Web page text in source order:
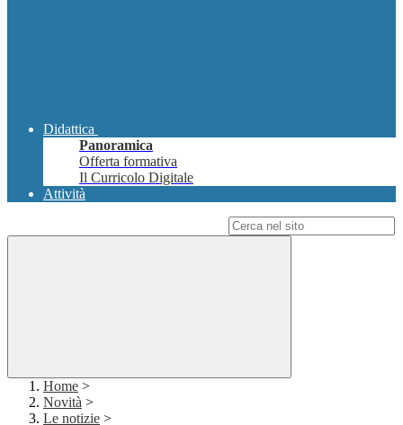
Didattica
Panoramica
Offerta formativa
Il Curricolo Digitale
Attività
Home >
Novità >
Le notizie >